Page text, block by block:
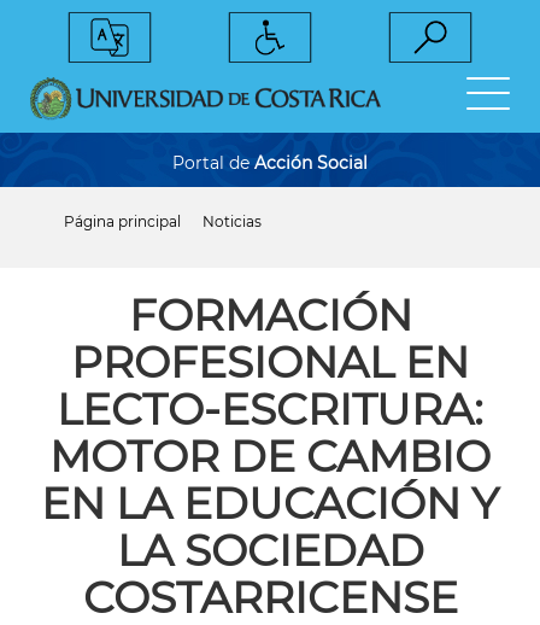
Portal de Acción Social
navegación
Página principal Noticias
FORMACIÓN
PROFESIONAL EN
LECTO-ESCRITURA:
MOTOR DE CAMBIO
EN LA EDUCACIÓN Y
LA SOCIEDAD
COSTARRICENSE